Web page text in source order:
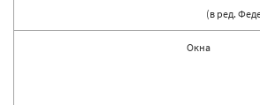
(в ред.
Окна